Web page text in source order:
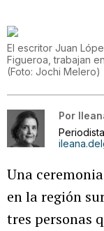
El escritor Juan
Figueroa, trabajan
(Foto: Jochi Melero)
Por
Una
en la región
tres personas